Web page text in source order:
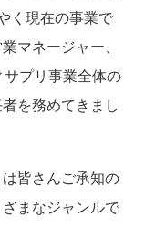
く現在の事業で
マネージャー、
プリ事業全体の
を務めてきまし
皆さんご承知の
まなジャンルで